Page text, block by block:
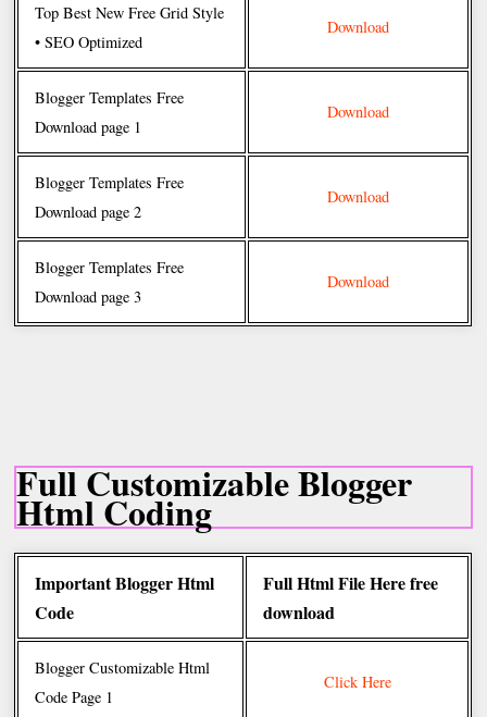
Top Best New Free Grid Style
• SEO Optimized
Download
Blogger Templates Free
Download page 1
Download
Blogger Templates Free
Download page 2
Download
Blogger Templates Free
Download page 3
Download
Full Customizable Blogger
Html Coding
Important Blogger Html
Code
Full Html File Here free
download
Blogger Customizable Html
Code Page 1
Click Here